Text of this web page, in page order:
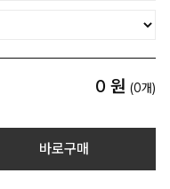
0 원 (0개)
바로구매